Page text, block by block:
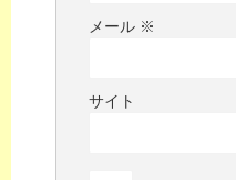
メール ※
サイト